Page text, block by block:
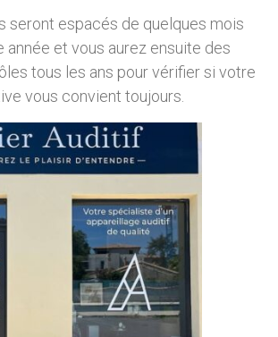
seront espacés de quelques mois
année et vous aurez ensuite des
tous les ans pour vérifier si votre
vous convient toujours.